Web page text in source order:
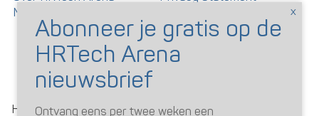
Nieuwsbrief
Gedragscode artikelen en
reacties
HRTechArena 2026
Ontvang eens per twee weken een